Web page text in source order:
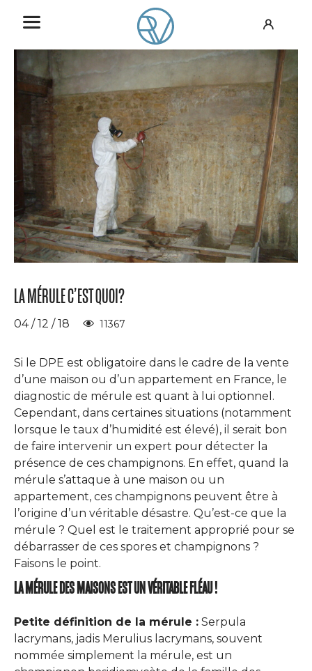
LA MÉRULE C’EST QUOI?
04 / 12 / 18 11367
Si le DPE est obligatoire dans le cadre de la vente
d’une maison ou d’un appartement en France, le
diagnostic de mérule est quant à lui optionnel.
Cependant, dans certaines situations (notamment
lorsque le taux d’humidité est élevé), il serait bon
de faire intervenir un expert pour détecter la
présence de ces champignons. En effet, quand la
mérule s’attaque à une maison ou un
appartement, ces champignons peuvent être à
l’origine d’un véritable désastre. Qu’est-ce que la
mérule ? Quel est le traitement approprié pour se
débarrasser de ces spores et champignons ?
Faisons le point.
LA MÉRULE DES MAISONS EST UN VÉRITABLE FLÉAU !
Petite définition de la mérule : Serpula
lacrymans, jadis Merulius lacrymans, souvent
nommée simplement la mérule, est un